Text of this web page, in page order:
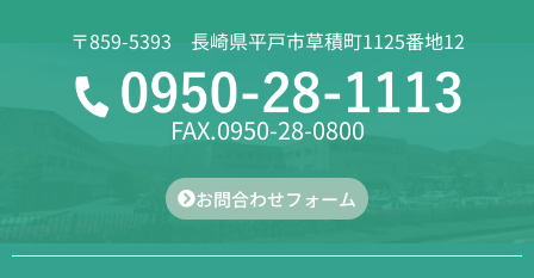
〒859-5393 長崎県平戸市草積町1125番地12
FAX.0950-28-0800
お問合わせフォーム